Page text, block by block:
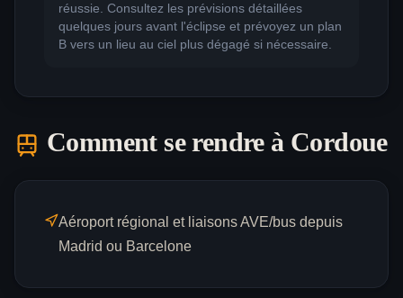
réussie. Consultez les prévisions détaillées
quelques jours avant l'éclipse et prévoyez un plan
B vers un lieu au ciel plus dégagé si nécessaire.
Comment se rendre à Cordoue
Aéroport régional et liaisons AVE/bus depuis
Madrid ou Barcelone